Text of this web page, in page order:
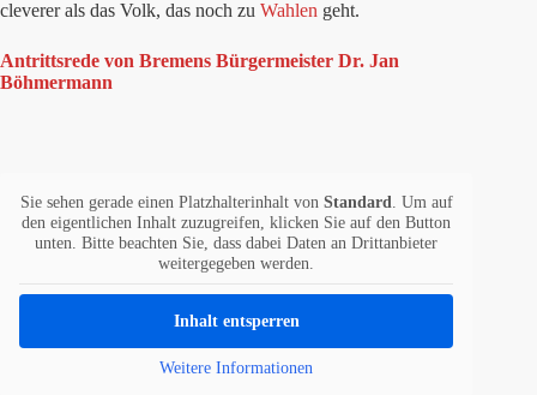
cleverer als das Volk, das noch zu Wahlen geht.
Antrittsrede von Bremens Bürgermeister Dr. Jan
Böhmermann
Sie sehen gerade einen Platzhalterinhalt von Standard
. Um auf
den eigentlichen Inhalt zuzugreifen, klicken Sie auf den Button
unten. Bitte beachten Sie, dass dabei Daten an Drittanbieter
weitergegeben werden.
Inhalt entsperren
Weitere Informationen